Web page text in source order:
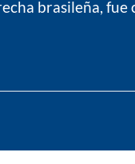
brasileña,